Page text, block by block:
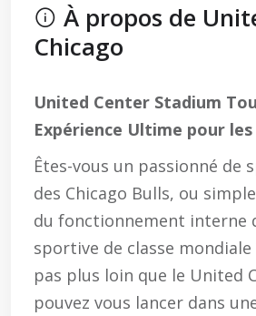
À propos de
Chicago
United Center Stadium
Expérience Ultime pour les
Êtes-vous un passionné de
des Chicago Bulls, ou
du fonctionnement interne
sportive de classe mondiale
pas plus loin que le United
pouvez vous lancer dans